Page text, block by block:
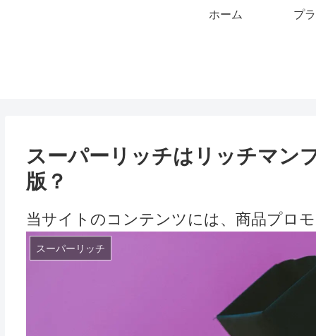
ホーム プ
スーパーリッチはリッチマン
版？
当サイトのコンテンツには、商品プロ
スーパーリッチ